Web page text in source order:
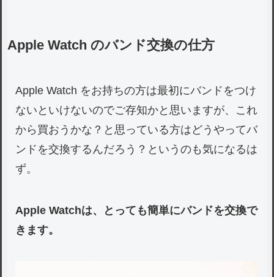
Apple Watch のバンド交換の仕方
Apple Watch をお持ちの方は最初にバンドをつけ
ないといけないのでご存知かと思いますが、これ
から買おうかな？と思っている方はどうやってバ
ンドを交換するんだろう？というのも気になるは
ず。
Apple Watchは、とっても簡単にバンドを交換で
きます。